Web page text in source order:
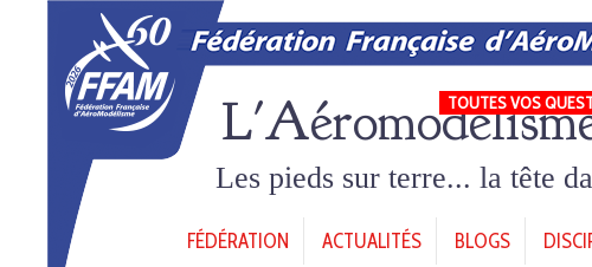
TOUTES VOS
Les pieds sur terre... la tête
FÉDÉRATION ACTUALITÉS BLOGS